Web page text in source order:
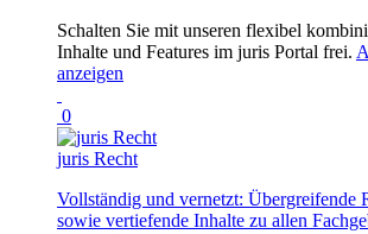
Schalten Sie mit unseren flexibel
Inhalte und Features im juris Portal frei.
anzeigen
0
juris Recht
Vollständig und vernetzt: Übergreifende
sowie vertiefende Inhalte zu allen